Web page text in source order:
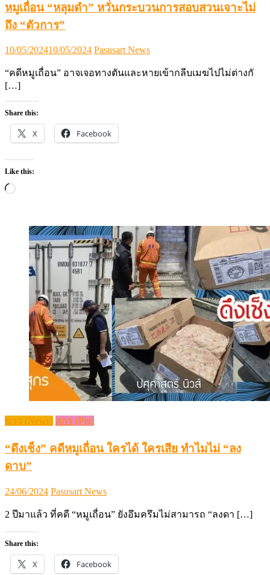
หมูเถื่อน “หลุมดำ” หวั่นกระบวนการสอบสวนเจาะไม่
ถึง “ตัวการ”
Posted
10/05/202410/05/2024 Author
Pasusart News
“คดีหมูเถื่อน” อาจเจอทางตันและหายเข้ากลีบเมฆไปไม่ต่างกั
[…]
Share this:
X Facebook
Like this:
Loading…
ข่าว (News) สุกร (Pig)
“ดึงเช็ง” คดีหมูเถื่อน ใครได้ ใครเสีย ทำไมไม่ “ลง
ดาบ”
Posted
24/06/2024 Author
Pasusart News
2 ปีมาแล้ว ที่คดี “หมูเถื่อน” ยังอึมครึมไม่สามารถ “ลงดา […]
Share this:
X Facebook